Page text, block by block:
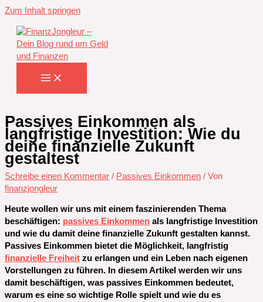
Zum Inhalt springen
Passives Einkommen als
langfristige Investition: Wie du
deine finanzielle Zukunft
gestaltest
Schreibe einen Kommentar / Passives Einkommen / Von
finanzjongleur
Heute wollen wir uns mit einem faszinierenden Thema
beschäftigen: passives Einkommen als langfristige Investition
und wie du damit deine finanzielle Zukunft gestalten kannst.
Passives Einkommen bietet die Möglichkeit, langfristig
finanzielle Freiheit zu erlangen und ein Leben nach eigenen
Vorstellungen zu führen. In diesem Artikel werden wir uns
damit beschäftigen, was passives Einkommen bedeutet,
warum es eine so wichtige Rolle spielt und wie du es